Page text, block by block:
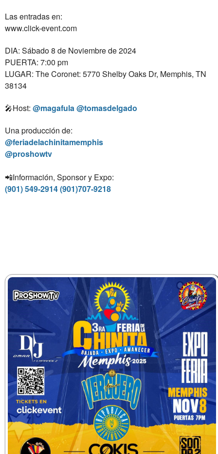
Las entradas en:⁣
www.click-event.com
DIA: Sábado 8 de Noviembre de 2024
PUERTA: 7:00 pm⁣
LUGAR: The Coronet: 5770 Shelby Oaks Dr, Memphis, TN
38134
🎤Host: @magafula @tomasdelgado
Una producción de:⁣
@feriadelachinitamemphis
@proshowtv⁣
📲Información, Sponsor y Expo:
(901) 549-2914 (901)707-9218⁣